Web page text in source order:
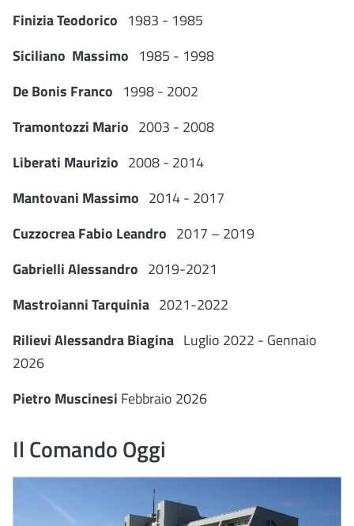
FiniziaTeodorico 1983 - 1985
Siciliano Massimo 1985 - 1998
DeBonis Franco 1998 - 2002
Tramontozzi Mario 2003 - 2008
Liberati Maurizio 2008 - 2014
Mantovani Massimo 2014 - 2017
CuzzocreaFabio Leandro 2017 – 2019
GabrielliAlessandro 2019-2021
MastroianniTarquinia 2021-2022
RilieviAlessandraBiagina Luglio 2022 - Gennaio
2026
Pietro Muscinesi Febbraio 2026
Il Comando Oggi